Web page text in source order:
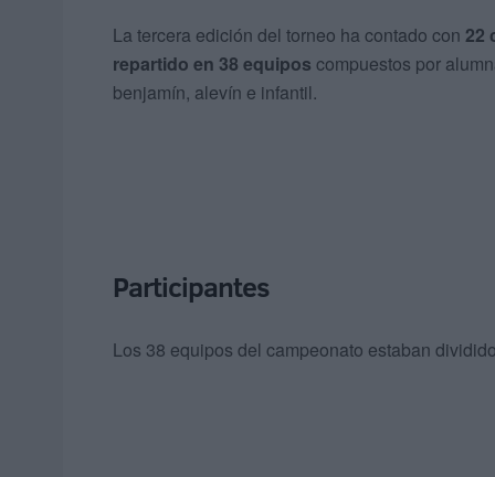
La tercera edición del torneo ha contado con 22
repartido en 38 equipos compuestos por
benjamín, alevín e infantil.
Participantes
Los 38 equipos del campeonato estaban